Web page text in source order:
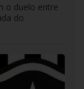
o duelo entre
do